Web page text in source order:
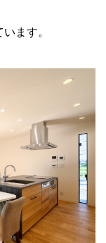
ます。